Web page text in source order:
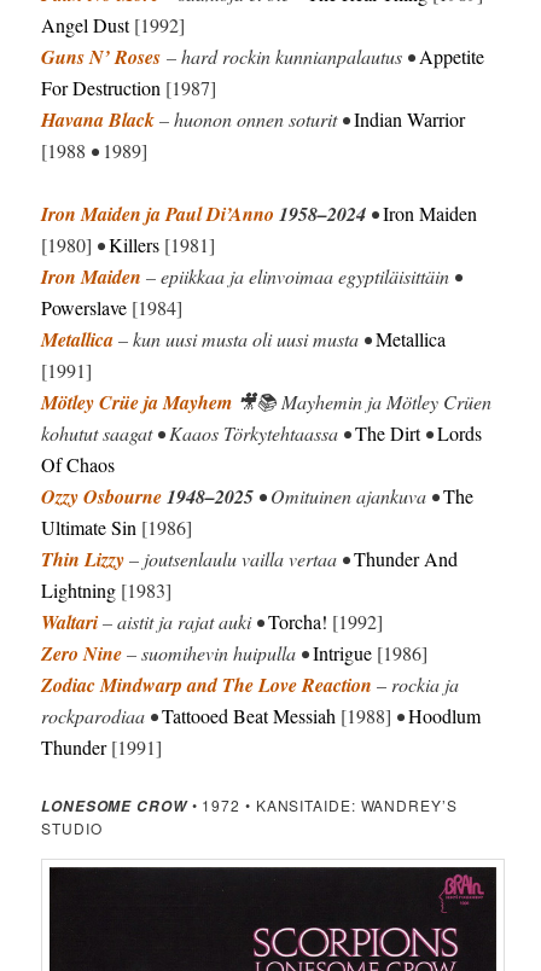
Angel Dust[1992]
Guns N’ Roses – hard rockin kunnianpalautus •Appetite
For Destruction [1987]
Havana Black– huonon onnen soturit •Indian Warrior
[1988 •1989]
Iron Maiden ja Paul Di’Anno 1958–2024 •Iron Maiden
[1980] •Killers [1981]
Iron Maiden – epiikkaa ja elinvoimaa egyptiläisittäin •
Powerslave [1984]
Metallica– kun uusi musta oli uusi musta •Metallica
[1991]
Mötley Crüe ja Mayhem 🎥📚 Mayhemin ja Mötley Crüen
kohutut saagat • Kaaos Törkytehtaassa •The Dirt•Lords
Of Chaos
Ozzy Osbourne1948–2025 • Omituinen ajankuva •The
Ultimate Sin [1986]
Thin Lizzy– joutsenlaulu vailla vertaa •Thunder And
Lightning [1983]
Waltari– aistit ja rajat auki •Torcha! [1992]
Zero Nine– suomihevin huipulla •Intrigue [1986]
Zodiac Mindwarp and The Love Reaction – rockia ja
rockparodiaa •Tattooed Beat Messiah [1988] •Hoodlum
Thunder[1991]
LONESOME CROW• 1972 • KANSITAIDE: WANDREY’S
STUDIO